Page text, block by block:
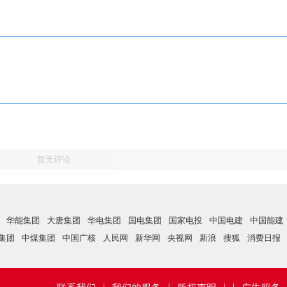
暂无评论
华能集团 大唐集团 华电集团 国电集团 国家电投 中国电建 中国能建
团 中煤集团 中国广核 人民网 新华网 央视网 新浪 搜狐 消费日报